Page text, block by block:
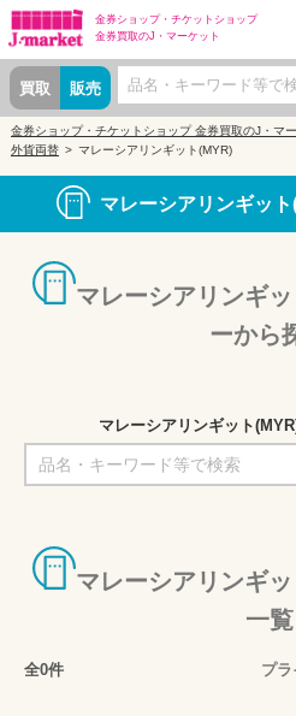
金券ショップ・ チケットショップ
金券買取のJ・マーケット
買取 販売
金券ショップ・チケットショップ 金券買取のJ・マ
外貨両替
マレーシアリンギット(MYR)
マレーシアリンギッ
マレーシアリンギ
ーから
マレーシアリンギット
マレーシアリンギ
一覧
全0件 プ